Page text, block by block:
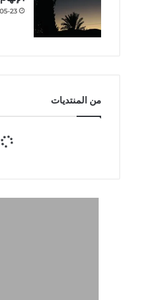
23
من المنتديات